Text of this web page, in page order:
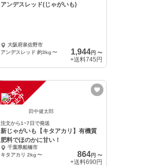
アンデスレッド(じゃがいも)
大阪府泉佐野市
アンデスレッド 約3kg〜 1,944円 〜
+送料745円
注
文
受
付
停
止
中
田中健太郎
注文から1~7日で発送
新じゃがいも【キタアカリ】有機質
肥料でほのかに甘い！
千葉県船橋市
キタアカリ 2kg〜 864円 〜
+送料690円